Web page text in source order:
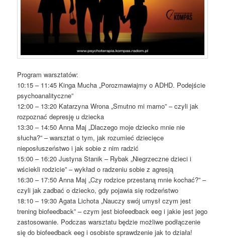
Program warsztatów:
10:15 – 11:45 Kinga Mucha „Porozmawiajmy o ADHD. Podejście
psychoanalityczne”
12:00 – 13:20 Katarzyna Wrona „Smutno mi mamo” – czyli jak
rozpoznać depresję u dziecka
13:30 – 14:50 Anna Maj „Dlaczego moje dziecko mnie nie
słucha?” – warsztat o tym, jak rozumieć dziecięce
nieposłuszeństwo i jak sobie z nim radzić
15:00 – 16:20 Justyna Stanik – Rybak „Niegrzeczne dzieci i
wściekli rodzicie” – wykład o radzeniu sobie z agresją
16:30 – 17:50 Anna Maj „Czy rodzice przestaną mnie kochać?” –
czyli jak zadbać o dziecko, gdy pojawia się rodzeństwo
18:10 – 19:30 Agata Lichota „Nauczy swój umysł czym jest
trening biofeedback” – czym jest biofeedback eeg i jakie jest jego
zastosowanie. Podczas warsztatu będzie możliwe podłączenie
się do biofeedback eeg i osobiste sprawdzenie jak to działa!